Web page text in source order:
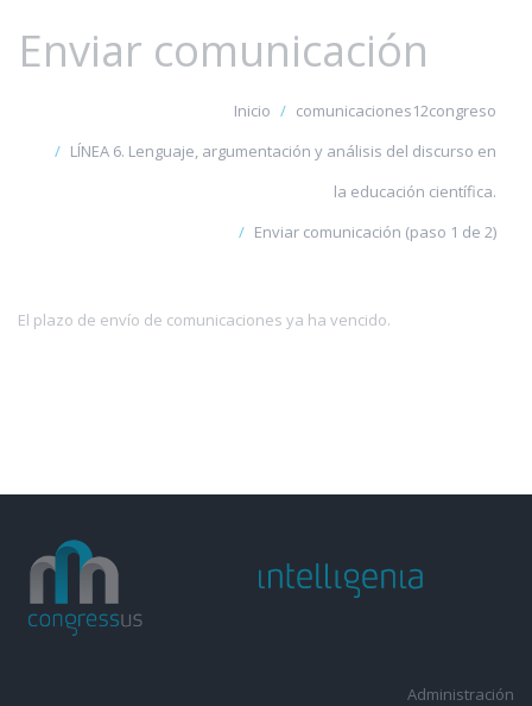
Enviar comunicación
Inicio
comunicaciones12congreso
LÍNEA 6. Lenguaje, argumentación y análisis del discurso en
la educación científica.
Enviar comunicación (paso 1 de 2)
El plazo de envío de comunicaciones ya ha vencido.
Administración